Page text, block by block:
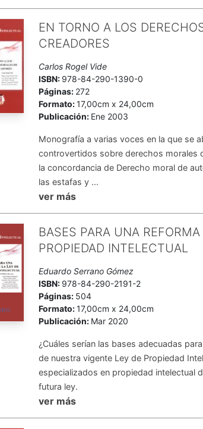
EN TORNO A LOS
CREADORES
Carlos Rogel Vide
ISBN: 978-84-290-1390-0
Páginas: 272
Formato:17,00cm x 24,00cm
Publicación: Ene 2003
Monografía a varias voces en la que se
controvertidos sobre derechos morales
la concordancia de Derecho moral de
las estafas y ...
ver más
BASES PARA UNA
PROPIEDAD INTELECTUAL
Eduardo Serrano Gómez
ISBN: 978-84-290-2191-2
Páginas: 504
Formato:17,00cm x 24,00cm
Publicación: Mar 2020
¿Cuáles serían las bases adecuadas
de nuestra vigente Ley de Propiedad
especializados en propiedad intelectual
futura ley.
ver más